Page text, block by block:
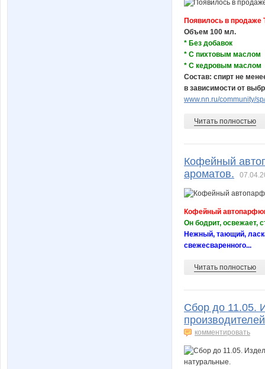
Появилось в продаже
Объем 100 мл.
* Без добавок
* С пихтовым маслом
* С кедровым маслом
Состав: спирт не
в зависимости от
www.nn.ru/community/
Читать полностью
Кофейный
ароматов.
Кофейный
Он бодрит, освежает,
Нежный, тающий,
свежесваренного...
Читать полностью
Сбор до 11.05.
комментировать